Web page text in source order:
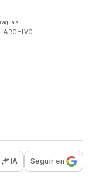
ARCHIVO
opciones para
IA Seguir en